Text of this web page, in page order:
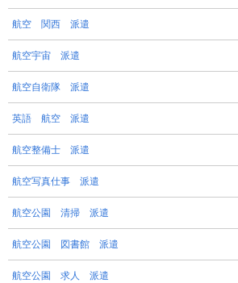
航空 関西 派遣
航空宇宙 派遣
航空自衛隊 派遣
英語 航空 派遣
航空整備士 派遣
航空写真仕事 派遣
航空公園 清掃 派遣
航空公園 図書館 派遣
航空公園 求人 派遣